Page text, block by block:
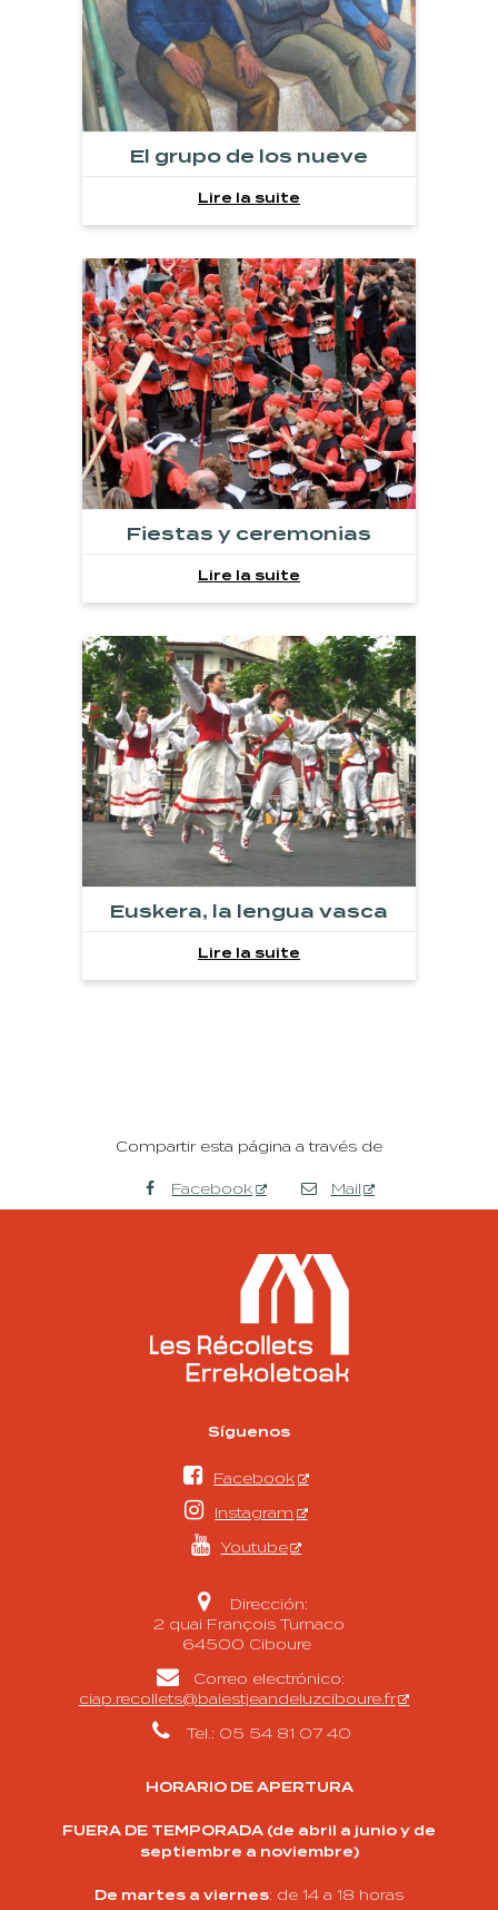
El grupo de los nueve
Lire la suite
Fiestas y ceremonias
Lire la suite
Euskera, la lengua vasca
Lire la suite
Compartir esta página a través de
Facebook Mail
Síguenos
 Facebook
 Instagram
 Youtube

Dirección:
2 quai François Turnaco
64500 Ciboure

Correo electrónico:
ciap.recollets@baiestjeandeluzciboure.fr
 Tel.: 05 54 81 07 40
HORARIO DE APERTURA
FUERA DE TEMPORADA (de abril a junio y de
septiembre a noviembre)
De martes a viernes: de 14 a 18 horas